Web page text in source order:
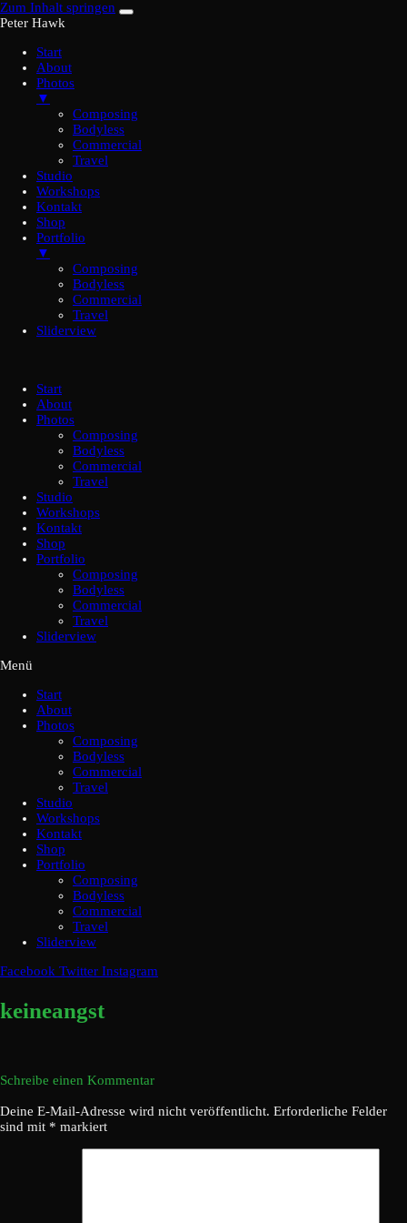
Zum Inhalt springen
Peter Hawk
Start
About
Photos
▼
Composing
Bodyless
Commercial
Travel
Studio
Workshops
Kontakt
Shop
Portfolio
▼
Composing
Bodyless
Commercial
Travel
Sliderview
Start
About
Photos
Composing
Bodyless
Commercial
Travel
Studio
Workshops
Kontakt
Shop
Portfolio
Composing
Bodyless
Commercial
Travel
Sliderview
Menü
Start
About
Photos
Composing
Bodyless
Commercial
Travel
Studio
Workshops
Kontakt
Shop
Portfolio
Composing
Bodyless
Commercial
Travel
Sliderview
Facebook Twitter Instagram
keineangst
Schreibe einen Kommentar
Deine E-Mail-Adresse wird nicht veröffentlicht. Erforderliche Felder
sind mit * markiert